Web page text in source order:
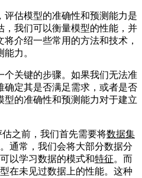
评估模型的准确性和预测能力是
，我们可以衡量模型的性能，并
介绍一些常用的方法和技术，
力。
个关键的步骤。如果我们无法准
确定其是否满足需求，或者是否
型的准确性和预测能力对于建立
估之前，我们首先需要将数据集
通常，我们会将大部分数据分
以学习数据的模式和特征。而
在未见过数据上的性能。这种